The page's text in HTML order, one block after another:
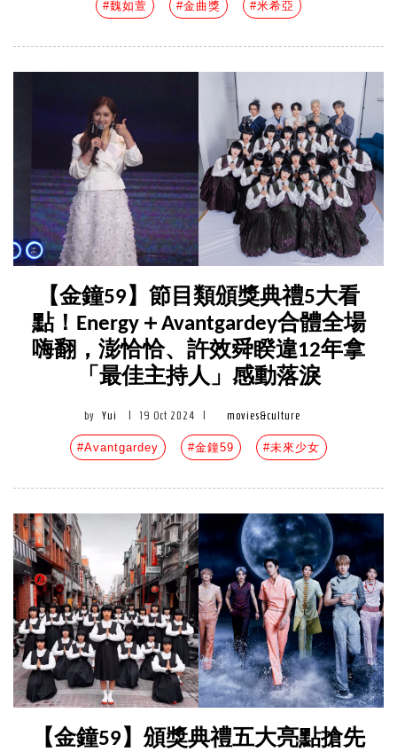
#魏如萱 #金曲獎 #米希亞
【金鐘59】節目類頒獎典禮5大看
點！Energy＋Avantgardey合體全場
嗨翻，澎恰恰、許效舜睽違12年拿
「最佳主持人」感動落淚
by Yui 19 Oct 2024 movies&culture
#Avantgardey #金鐘59 #未來少女
【金鐘59】頒獎典禮五大亮點搶先